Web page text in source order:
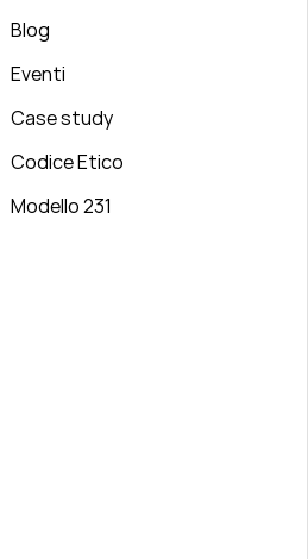
Blog
Eventi
Case study
Codice Etico
Modello 231